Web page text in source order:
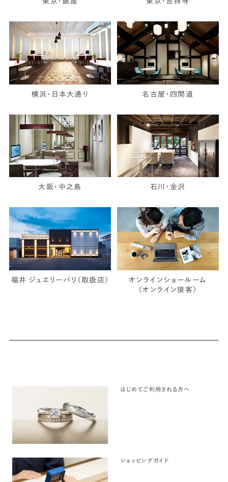
横浜・日本大通り 名古屋・四間道
大阪・中之島 石川・金沢
福井 ジュエリーパリ（取扱店）
オンラインショールーム
（オンライン接客）
はじめてご利用される方へ
ショッピングガイド